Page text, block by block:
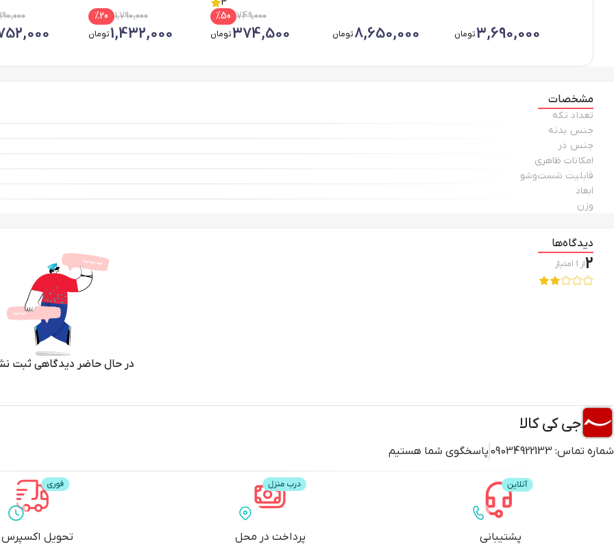
3,690,000تومان 8,650,000تومان
3
749,000
%50
374,500تومان
1,790,000
%20
1,432,000تومان
مشخصات
تعداد تکه
جنس بدنه
جنس در
امکانات ظاهری
قابلیت شست‌وشو
ابعاد
وزن
دیدگاه‌ها
2از 1 امتیاز
در حال حاضر دیدگاهی ثبت
جی کی کالا
شماره تماس: 09034922133 پاسخگوی شما هستیم
پشتیبانی پرداخت در محل تحویل اکسپرس